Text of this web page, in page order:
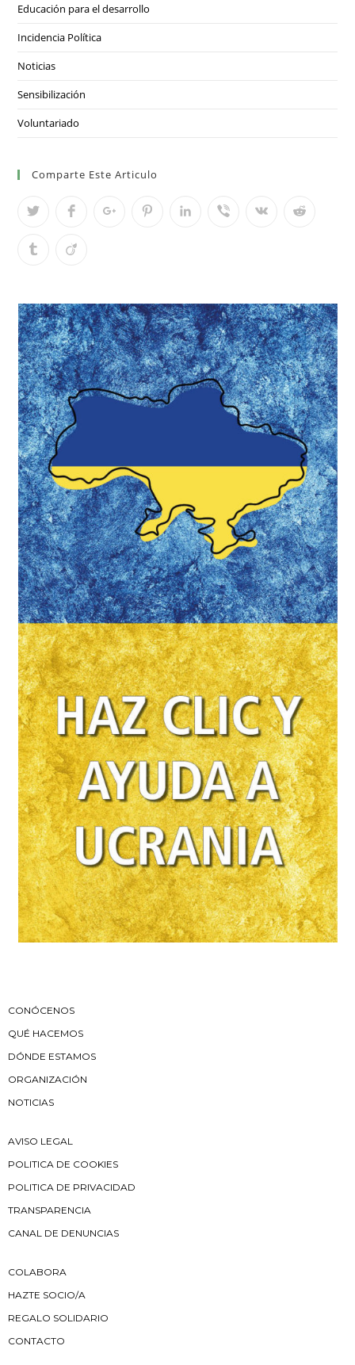
Educación para el desarrollo
Incidencia Política
Noticias
Sensibilización
Voluntariado
Comparte Este Articulo
CONÓCENOS
QUÉ HACEMOS
DÓNDE ESTAMOS
ORGANIZACIÓN
NOTICIAS
AVISO LEGAL
POLITICA DE COOKIES
POLITICA DE PRIVACIDAD
TRANSPARENCIA
CANAL DE DENUNCIAS
COLABORA
HAZTE SOCIO/A
REGALO SOLIDARIO
CONTACTO